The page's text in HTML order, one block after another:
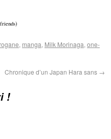
, manga, Milk Morinaga,one-
Chronique d’un Japan Hara sans →
!